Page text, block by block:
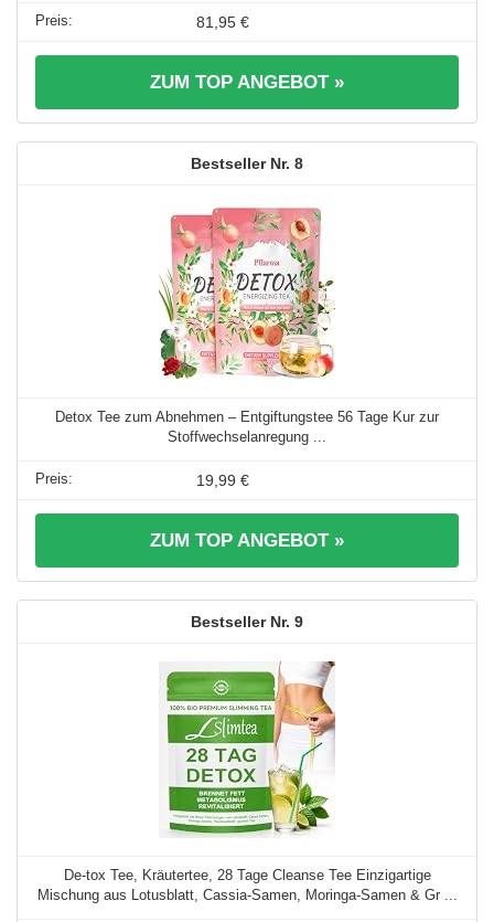
81,95 €
ZUM TOP ANGEBOT »
8
Detox Tee zum Abnehmen – Entgiftungstee 56 Tage Kur zur
Stoffwechselanregung ...
19,99 €
ZUM TOP ANGEBOT »
9
De-tox Tee, Kräutertee, 28 Tage Cleanse Tee Einzigartige
Mischung aus Lotusblatt, Cassia-Samen, Moringa-Samen & Gr ...